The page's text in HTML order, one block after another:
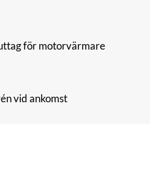
för motorvärmare
vid ankomst